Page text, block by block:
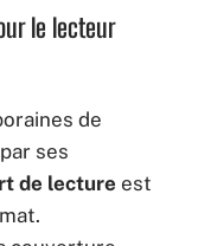
le lecteur
de
ses
de lecture est